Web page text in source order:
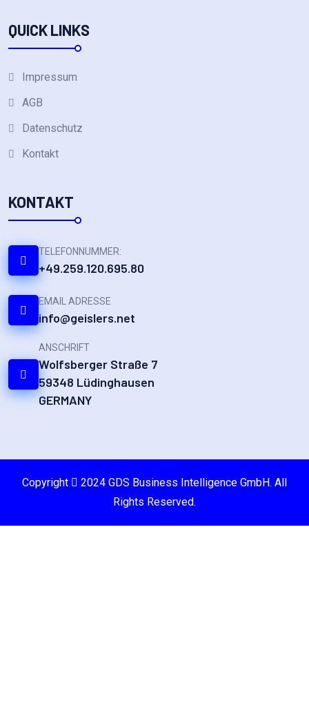
QUICK LINKS
Impressum
AGB
Datenschutz
Kontakt
KONTAKT
TELEFONNUMMER:
+49.259.120.695.80
EMAIL ADRESSE
info@geislers.net
ANSCHRIFT
Wolfsberger Straße 7
59348 Lüdinghausen
GERMANY
Copyright
2024 GDS Business Intelligence GmbH. All
Rights Reserved.